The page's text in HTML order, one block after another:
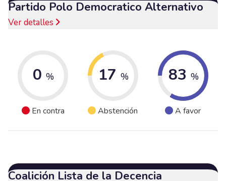
Partido Polo Democratico Alternativo
Ver detalles
0 %
En contra
17 %
Abstención
83 %
A favor
Coalición Lista de la Decencia